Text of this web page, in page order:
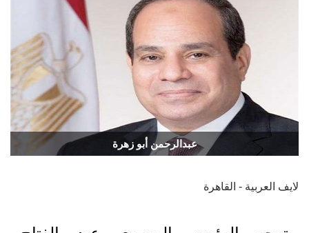
عبدالرحمن أبو زهرة
لايف العربية - القاهرة